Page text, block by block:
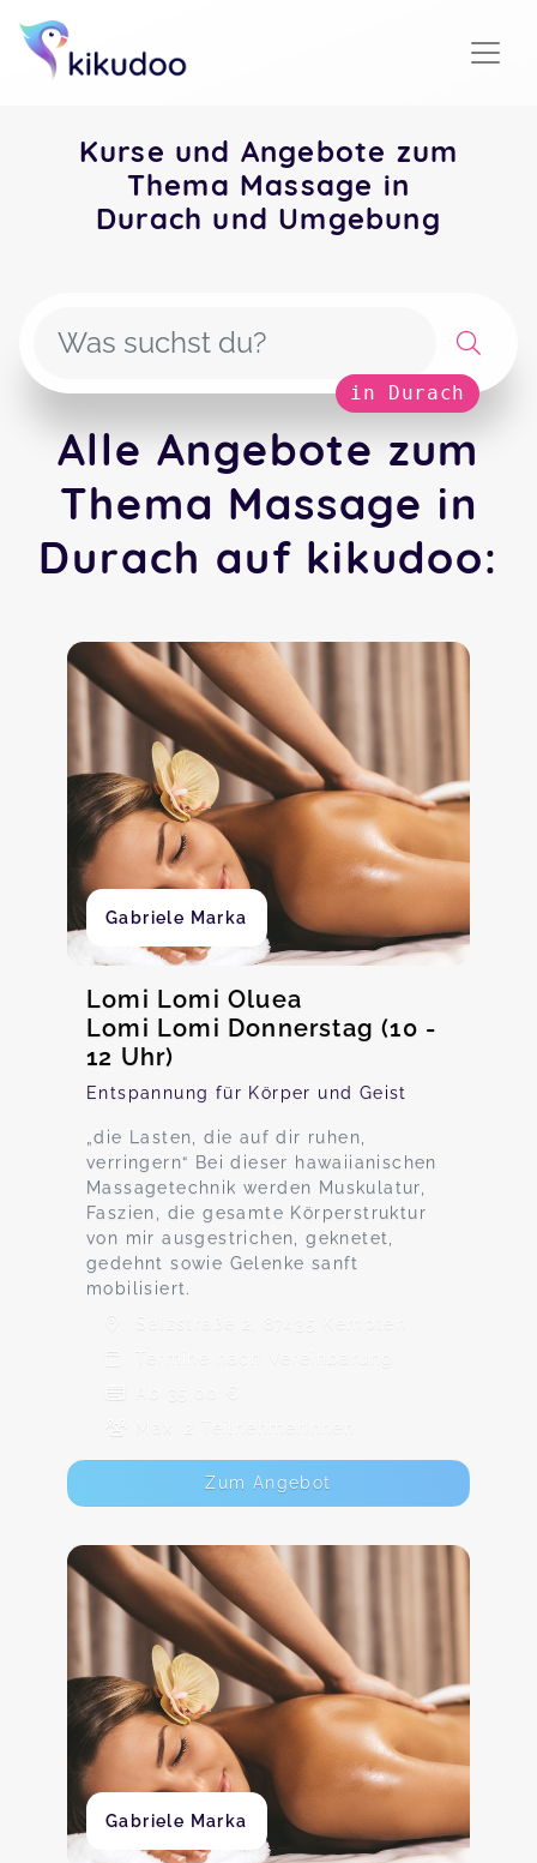
Kurse und Angebote zum
Thema Massage in
Durach und Umgebung
in Durach
Alle Angebote zum
Thema Massage in
Durach auf kikudoo:
Gabriele Marka
Lomi Lomi Oluea
Lomi Lomi Donnerstag (10 -
12 Uhr)
Entspannung für Körper und Geist
„die Lasten, die auf dir ruhen,
verringern“ Bei dieser hawaiianischen
Massagetechnik werden Muskulatur,
Faszien, die gesamte Körperstruktur
von mir ausgestrichen, geknetet,
gedehnt sowie Gelenke sanft
mobilisiert.
Salzstraße 2, 87435 Kempten
Termine nach Vereinbarung
Ab 35,00 €
Max. 2 TeilnehmerInnen
Zum Angebot
Gabriele Marka